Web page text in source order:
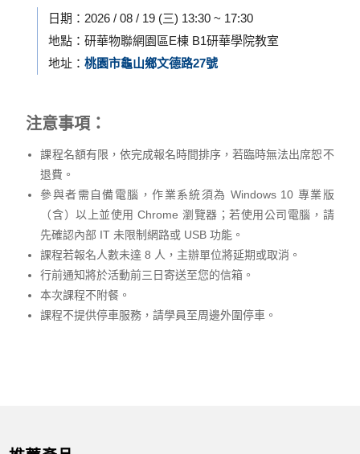
日期：2026 / 08 / 19 (三) 13:30 ~ 17:30
地點：研華物聯網園區E棟 B1研華學院教室
地址： 桃園市龜山鄉文德路27號
注意事項：
課程名額有限，依完成報名時間排序，若臨時無法出席恕不
退費。
參與者需自備電腦，作業系統須為 Windows 10 專業版
（含）以上並使用 Chrome 瀏覽器；若使用公司電腦，請
先確認內部 IT 未限制網路或 USB 功能。
課程若報名人數未達 8 人，主辦單位將延期或取消。
行前通知將於活動前三日寄送至您的信箱。
本次課程不附餐。
課程不提供停車服務，請學員至周邊外圍停車。